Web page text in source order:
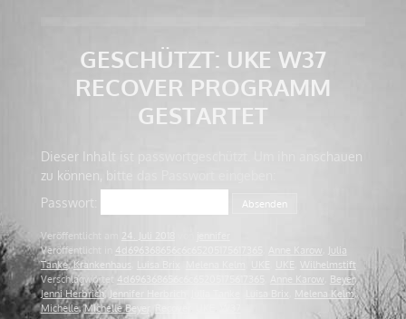
GESCHÜTZT: UKE W37
RECOVER PROGRAMM
GESTARTET
Dieser Inhalt ist passwortgeschützt. Um ihn anschauen
zu können, bitte das Passwort eingeben:
Passwort:
Veröffentlicht am 24. Juli 2018
Veröffentlicht in 4d696368656c6c65205175617365 Anne Karow Julia
Tanke,Krankenhaus
Wilhelmstift
Verschlagwortet 4d696368656c6c65205175617365 Anne Karow Beyer,
Jenni Herbrich, Jennifer Herbrich Melena Kelm,
Michelle,Michelle Beyer